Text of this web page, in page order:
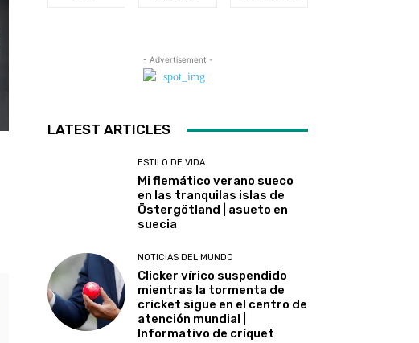
- Advertisement -
LATEST ARTICLES
ESTILO DE VIDA
Mi flemático verano sueco
en las tranquilas islas de
Östergötland | asueto en
suecia
NOTICIAS DEL MUNDO
Clicker vírico suspendido
mientras la tormenta de
cricket sigue en el centro de
atención mundial |
Informativo de críquet